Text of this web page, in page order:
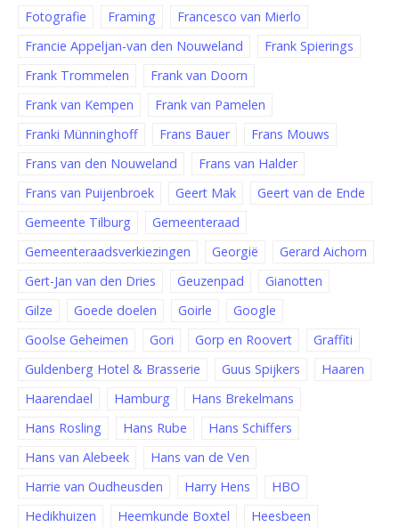
Fotografie
Framing
Francesco van Mierlo
Francie Appeljan-van den Nouweland
Frank Spierings
Frank Trommelen
Frank van Doorn
Frank van Kempen
Frank van Pamelen
Franki Münninghoff
Frans Bauer
Frans Mouws
Frans van den Nouweland
Frans van Halder
Frans van Puijenbroek
Geert Mak
Geert van de Ende
Gemeente Tilburg
Gemeenteraad
Gemeenteraadsverkiezingen
Georgië
Gerard Aichorn
Gert-Jan van den Dries
Geuzenpad
Gianotten
Gilze
Goede doelen Goirle
Google
Goolse Geheimen
Gori Gorp en Roovert
Graffiti
Guldenberg Hotel & Brasserie
Guus Spijkers
Haaren
Haarendael
Hamburg
Hans Brekelmans
Hans Rosling
Hans Rube
Hans Schiffers
Hans van Alebeek
Hans van de Ven
Harrie van Oudheusden
Harry Hens
HBO
Hedikhuizen
Heemkunde Boxtel
Heesbeen